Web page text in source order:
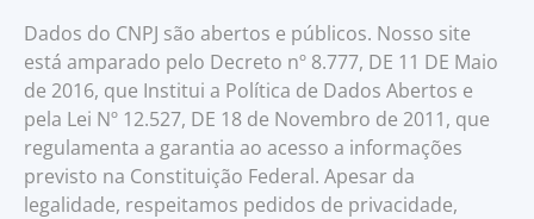
Dados do CNPJ são abertos e públicos. Nosso site
está amparado pelo Decreto nº 8.777, DE 11 DE Maio
de 2016, que Institui a Política de Dados Abertos e
pela Lei Nº 12.527, DE 18 de Novembro de 2011, que
regulamenta a garantia ao acesso a informações
previsto na Constituição Federal. Apesar da
legalidade, respeitamos pedidos de privacidade,